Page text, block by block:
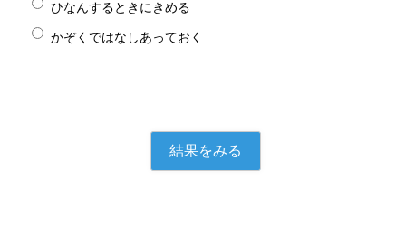
ひなんするときにきめる
かぞくではなしあっておく